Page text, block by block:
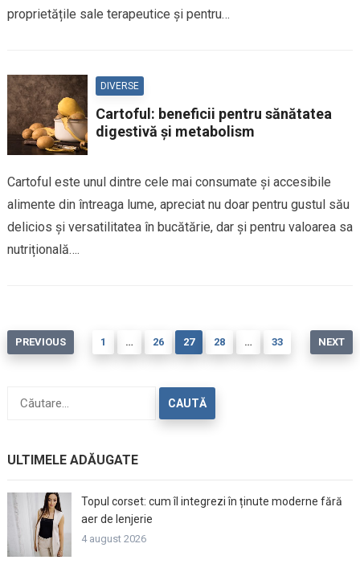
proprietățile sale terapeutice și pentru…
DIVERSE
Cartoful: beneficii pentru sănătatea
digestivă și metabolism
Cartoful este unul dintre cele mai consumate și accesibile
alimente din întreaga lume, apreciat nu doar pentru gustul său
delicios și versatilitatea în bucătărie, dar și pentru valoarea sa
nutrițională….
Paginație
articole
PREVIOUS 1 … 26 27 28 … 33 NEXT
după:
ULTIMELE ADĂUGATE
Topul corset: cum îl integrezi în ținute moderne fără
aer de lenjerie
4 august 2026